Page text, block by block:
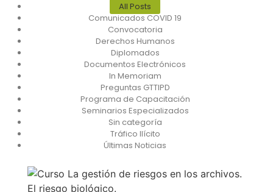
All Posts
Comunicados COVID 19
Convocatoria
Derechos Humanos
Diplomados
Documentos Electrónicos
In Memoriam
Preguntas GTTIPD
Programa de Capacitación
Seminarios Especializados
Sin categoría
Tráfico Ilícito
Últimas Noticias